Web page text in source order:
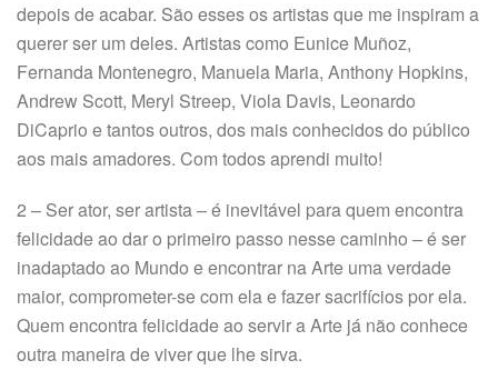
depois de acabar. São esses os artistas que me inspiram a
querer ser um deles. Artistas como Eunice Muñoz,
Fernanda Montenegro, Manuela Maria, Anthony Hopkins,
Andrew Scott, Meryl Streep, Viola Davis, Leonardo
DiCaprio e tantos outros, dos mais conhecidos do público
aos mais amadores. Com todos aprendi muito!
2 – Ser ator, ser artista – é inevitável para quem encontra
felicidade ao dar o primeiro passo nesse caminho – é ser
inadaptado ao Mundo e encontrar na Arte uma verdade
maior, comprometer-se com ela e fazer sacrifícios por ela.
Quem encontra felicidade ao servir a Arte já não conhece
outra maneira de viver que lhe sirva.